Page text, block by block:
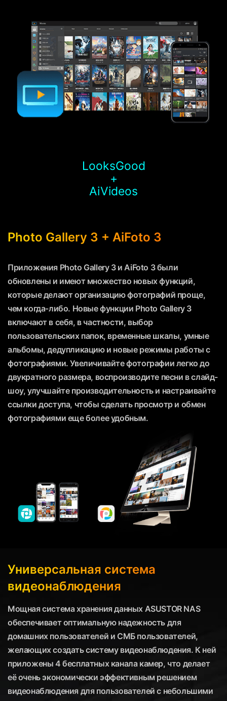
LooksGood
+
AiVideos
Photo Gallery 3 + AiFoto 3
Приложения Photo Gallery 3 и AiFoto 3 были
обновлены и имеют множество новых функций,
которые делают организацию фотографий проще,
чем когда-либо. Новые функции Photo Gallery 3
включают в себя, в частности, выбор
пользовательских папок, временные шкалы, умные
альбомы, дедупликацию и новые режимы работы с
фотографиями. Увеличивайте фотографии легко до
двукратного размера, воспроизводите песни в слайд-
шоу, улучшайте производительность и настраивайте
ссылки доступа, чтобы сделать просмотр и обмен
фотографиями еще более удобным.
Универсальная система
видеонаблюдения
Мощная система хранения данных ASUSTOR NAS
обеспечивает оптимальную надежность для
домашних пользователей и СМБ пользователей,
желающих создать систему видеонаблюдения. К ней
приложены 4 бесплатных канала камер, что делает
её очень экономически эффективным решением
видеонаблюдения для пользователей с небольшими